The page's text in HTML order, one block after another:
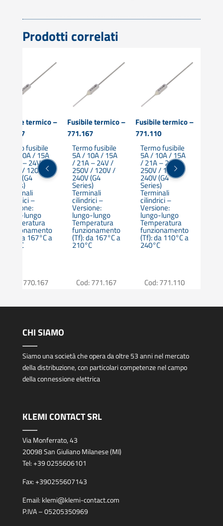
Prodotti correlati
termico –
Termo fusibile
5A / 10A / 15A
/ 21A – 24V /
250V / 120V /
240V (G4
Series)
Terminali
cilindrici –
Versione:
corto-lungo
Temperatura
funzionamento
(Tf): da 167°C a
210°C
Cod: 770.167
Fusibile termico –
771.167
Termo fusibile
5A / 10A / 15A
/ 21A – 24V /
250V / 120V /
240V (G4
Series)
Terminali
cilindrici –
Versione:
lungo-lungo
Temperatura
funzionamento
(Tf): da 167°C a
210°C
Cod: 771.167
Fusibile termico –
771.110
Termo fusibile
5A / 10A / 15A
/ 21A – 24V /
250V / 120V /
240V (G4
Series)
Terminali
cilindrici –
Versione:
lungo-lungo
Temperatura
funzionamento
(Tf): da 110°C a
240°C
Cod: 771.110
CHI SIAMO
Siamo una società che opera da oltre 53 anni nel mercato
della distribuzione, con particolari competenze nel campo
della connessione elettrica
KLEMI CONTACT SRL
Via Monferrato, 43
20098 San Giuliano Milanese (MI)
Tel:+39 0255606101
Fax:+390255607143
Email: klemi@klemi-contact.com
P.IVA – 05205350969